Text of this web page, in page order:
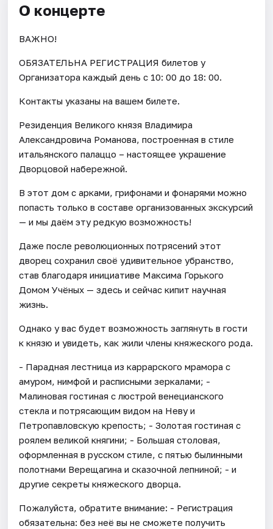
О концерте
ВАЖНО!
ОБЯЗАТЕЛЬНА РЕГИСТРАЦИЯ билетов у
Организатора каждый день c 10: 00 до 18: 00.
Контакты указаны на вашем билете.
Резиденция Великого князя Владимира
Александровича Романова, построенная в стиле
итальянского палаццо – настоящее украшение
Дворцовой набережной.
В этот дом с арками, грифонами и фонарями можно
попасть только в составе организованных экскурсий
— и мы даём эту редкую возможность!
Даже после революционных потрясений этот
дворец сохранил своё удивительное убранство,
став благодаря инициативе Максима Горького
Домом Учёных — здесь и сейчас кипит научная
жизнь.
Однако у вас будет возможность заглянуть в гости
к князю и увидеть, как жили члены княжеского рода.
- Парадная лестница из каррарского мрамора с
амуром, нимфой и расписными зеркалами; -
Малиновая гостиная с люстрой венецианского
стекла и потрясающим видом на Неву и
Петропавловскую крепость; - Золотая гостиная с
роялем великой княгини; - Большая столовая,
оформленная в русском стиле, с пятью былинными
полотнами Верещагина и сказочной лепниной; - и
другие секреты княжеского дворца.
Пожалуйста, обратите внимание: - Регистрация
обязательна: без неё вы не сможете получить